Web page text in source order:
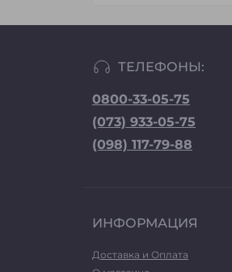
ТЕЛЕФОНЫ:
0800-33-05-75
(073) 933-05-75
(098) 117-79-88
ИНФОРМАЦИЯ
Доставка и Оплата